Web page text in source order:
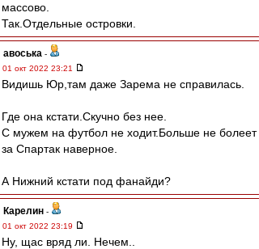
массово.
Так.Отдельные островки.
авоська -
01 окт 2022 23:21
Видишь Юр,там даже Зарема не справилась.
Где она кстати.Скучно без нее.
С мужем на футбол не ходит.Больше не болеет
за Спартак наверное.
А Нижний кстати под фанайди?
Карелин -
01 окт 2022 23:19
Ну, щас вряд ли. Нечем..